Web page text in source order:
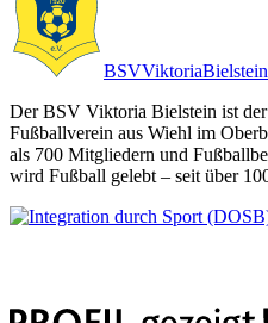
BSVViktoriaBielstein
Der BSV Viktoria Bielstein ist
Fußballverein aus Wiehl im
als 700 Mitgliedern und
wird Fußball gelebt – seit über